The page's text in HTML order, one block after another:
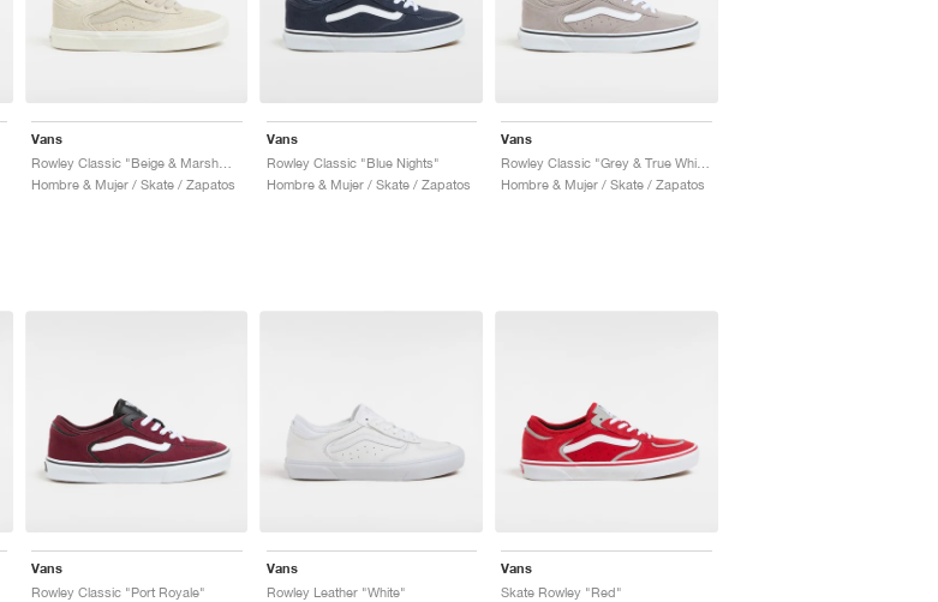
Vans
Rowley Classic "Beige & Marshmallow"
Hombre & Mujer / Skate / Zapatos
Vans
Rowley Classic "Blue Nights"
Hombre & Mujer / Skate / Zapatos
Vans
Hombre & Mujer / Skate / Zapatos
Vans
Rowley Classic "Port Royale"
Vans
Rowley Leather "White"
Vans
Skate Rowley "Red"